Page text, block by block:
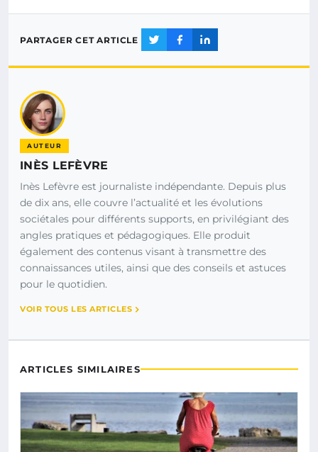
PARTAGER CET ARTICLE
AUTEUR
INÈS LEFÈVRE
Inès Lefèvre est journaliste indépendante. Depuis plus
de dix ans, elle couvre l’actualité et les évolutions
sociétales pour différents supports, en privilégiant des
angles pratiques et pédagogiques. Elle produit
également des contenus visant à transmettre des
connaissances utiles, ainsi que des conseils et astuces
pour le quotidien.
VOIR TOUS LES ARTICLES
ARTICLES SIMILAIRES